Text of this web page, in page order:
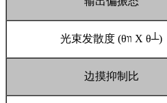
光束发散度 (θװ X θ┴)
边摸抑制比